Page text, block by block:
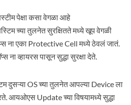
पेक्षा कसा वेगळा आहे
च्या तुलनेत सुरक्षितते मध्ये खूप वेगळी
ना एका Protective Cell मध्ये ठेवलं जातं.
व्हायरस पासून सुद्धा सुरक्षा देते.
दुसऱ्या OS च्या तुलनेत आपल्या Device ला
आयओएस Update च्या विषयामध्ये सुद्धा